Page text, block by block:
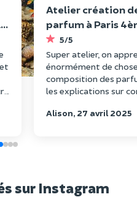
Atelier création
parfum à Paris
5/5
Super atelier, on
énormément de
composition des
les explications sur
claires. Nous
Alison, 27 avril 2025
sur Instagram